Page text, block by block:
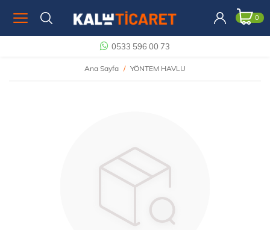
0
0533 596 00 73
Ana Sayfa YÖNTEM HAVLU